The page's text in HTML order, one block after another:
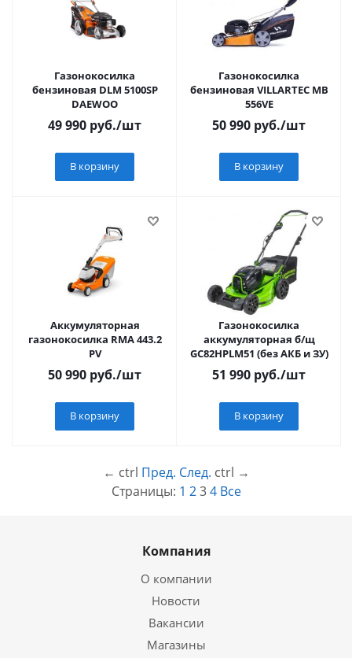
Газонокосилка
бензиновая DLM 5100SP
DAEWOO
49 990 руб./шт
В корзину
Газонокосилка
бензиновая VILLARTEC MB
556VE
50 990 руб./шт
В корзину
Аккумуляторная
газонокосилка RMA 443.2
PV
50 990 руб./шт
В корзину
Газонокосилка
аккумуляторная б/щ
GC82HPLM51 (без АКБ и ЗУ)
51 990 руб./шт
В корзину
← ctrl Пред. След. ctrl →
Страницы: 1 2 3 4 Все
Компания
О компании
Новости
Вакансии
Магазины